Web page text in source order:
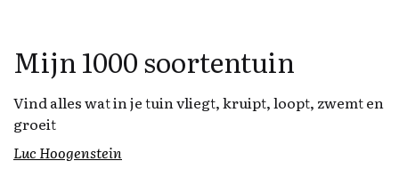
Mijn 1000 soortentuin
Vind alles wat in je tuin vliegt, kruipt, loopt, zwemt en
groeit
Luc Hoogenstein